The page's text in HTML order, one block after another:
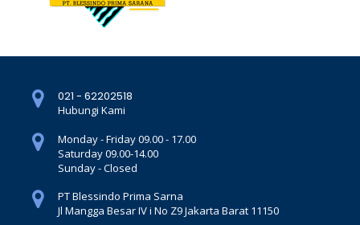
021 - 62202518
Hubungi Kami
Monday - Friday 09.00 - 17.00
Saturday 09.00-14.00
Sunday - Closed
PT Blessindo Prima Sarna
Jl Mangga Besar IV i No Z9 Jakarta Barat 11150